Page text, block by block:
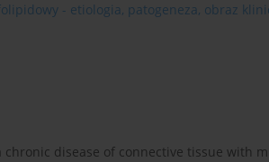
- etiologia, patogeneza, obraz
chronic disease of connective tissue with